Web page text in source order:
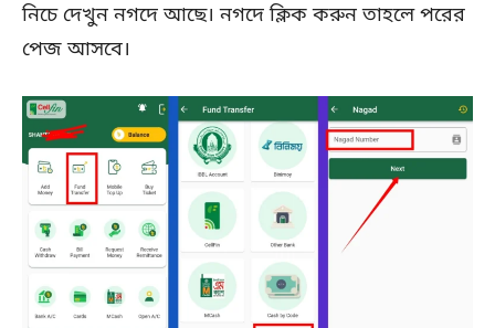
নিচে দেখুন নগদে আছে। নগদে ক্লিক করুন তাহলে পরের
পেজ আসবে।